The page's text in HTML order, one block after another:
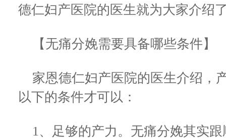
德仁妇产医院的医生就为大家介绍
【无痛分娩需要具备哪些条件】
家恩德仁妇产医院的医生介绍，
以下的条件才可以：
1、足够的产力。无痛分娩其实